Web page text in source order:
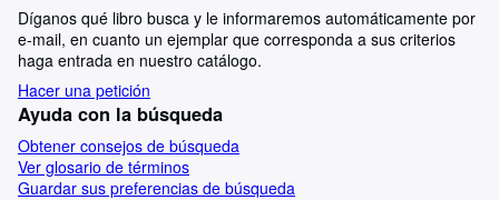
Díganos qué libro busca y le informaremos automáticamente por
e-mail, en cuanto un ejemplar que corresponda a sus criterios
haga entrada en nuestro catálogo.
Hacer una petición
Ayuda con la búsqueda
Obtener consejos de búsqueda
Ver glosario de términos
Guardar sus preferencias de búsqueda